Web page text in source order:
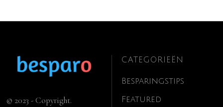
© 2023 - Copyright.
CATEGORIEËN
Besparingstips
Featured